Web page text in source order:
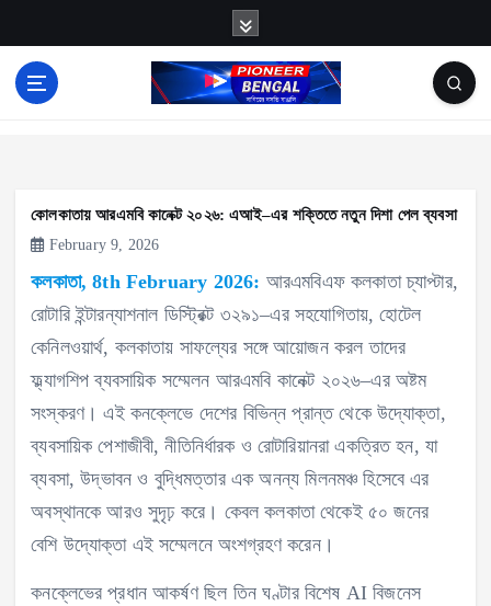
k
কোলকাতায় আরএমবি কানেক্ট ২০২৬: এআই–এর শক্তিতে নতুন দিশা পেল ব্যবসা
February 9, 2026
কলকাতা, 8th February 2026: আরএমবিএফ কলকাতা চ্যাপ্টার,
রোটারি ইন্টারন্যাশনাল ডিস্ট্রিক্ট ৩২৯১–এর সহযোগিতায়, হোটেল
কেনিলওয়ার্থ, কলকাতায় সাফল্যের সঙ্গে আয়োজন করল তাদের
ফ্ল্যাগশিপ ব্যবসায়িক সম্মেলন আরএমবি কানেক্ট ২০২৬–এর অষ্টম
সংস্করণ। এই কনক্লেভে দেশের বিভিন্ন প্রান্ত থেকে উদ্যোক্তা,
ব্যবসায়িক পেশাজীবী, নীতিনির্ধারক ও রোটারিয়ানরা একত্রিত হন, যা
ব্যবসা, উদ্ভাবন ও বুদ্ধিমত্তার এক অনন্য মিলনমঞ্চ হিসেবে এর
অবস্থানকে আরও সুদৃঢ় করে। কেবল কলকাতা থেকেই ৫০ জনের
বেশি উদ্যোক্তা এই সম্মেলনে অংশগ্রহণ করেন।
কনক্লেভের প্রধান আকর্ষণ ছিল তিন ঘণ্টার বিশেষ AI বিজনেস